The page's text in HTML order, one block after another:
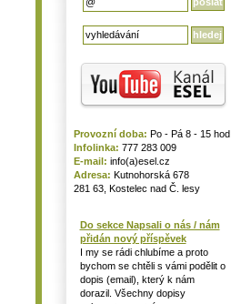
Provozní doba: Po - Pá 8 - 15 hod
Infolinka: 777 283 009
E-mail: info(a)esel.cz
Adresa: Kutnohorská 678
281 63, Kostelec nad Č. lesy
Do sekce Napsali o nás / nám
přidán nový příspěvek
I my se rádi chlubíme a proto
bychom se chtěli s vámi podělit o
dopis (email), který k nám
dorazil. Všechny dopisy